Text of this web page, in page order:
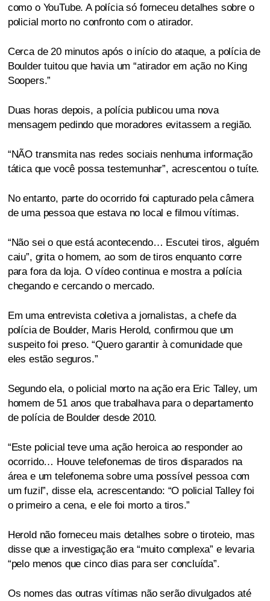
como o YouTube. A polícia só forneceu detalhes sobre o
policial morto no confronto com o atirador.
Cerca de 20 minutos após o início do ataque, a polícia de
Boulder tuitou que havia um “atirador em ação no King
Soopers.”
Duas horas depois, a polícia publicou uma nova
mensagem pedindo que moradores evitassem a região.
“NÃO transmita nas redes sociais nenhuma informação
tática que você possa testemunhar”, acrescentou o tuíte.
No entanto, parte do ocorrido foi capturado pela câmera
de uma pessoa que estava no local e filmou vítimas.
“Não sei o que está acontecendo… Escutei tiros, alguém
caiu”, grita o homem, ao som de tiros enquanto corre
para fora da loja. O vídeo continua e mostra a polícia
chegando e cercando o mercado.
Em uma entrevista coletiva a jornalistas, a chefe da
polícia de Boulder, Maris Herold, confirmou que um
suspeito foi preso. “Quero garantir à comunidade que
eles estão seguros.”
Segundo ela, o policial morto na ação era Eric Talley, um
homem de 51 anos que trabalhava para o departamento
de polícia de Boulder desde 2010.
“Este policial teve uma ação heroica ao responder ao
ocorrido… Houve telefonemas de tiros disparados na
área e um telefonema sobre uma possível pessoa com
um fuzil”, disse ela, acrescentando: “O policial Talley foi
o primeiro a cena, e ele foi morto a tiros.”
Herold não forneceu mais detalhes sobre o tiroteio, mas
disse que a investigação era “muito complexa” e levaria
“pelo menos que cinco dias para ser concluída”.
Os nomes das outras vítimas não serão divulgados até